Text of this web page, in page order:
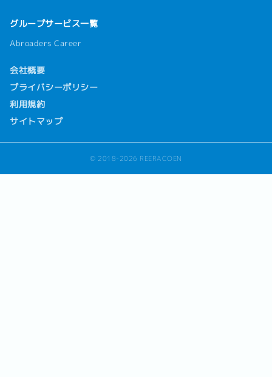
グループサービス一覧
Abroaders Career
会社概要
プライバシーポリシー
利用規約
サイトマップ
© 2018-2026 REERACOEN